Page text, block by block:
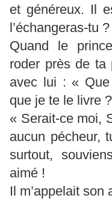
et généreux. Il
l’échangeras-tu ?
Quand le
roder près de ta
avec lui : «
que je te le livre
« Serait-ce moi,
aucun pécheur,
surtout,
aimé !
Il m’appelait son